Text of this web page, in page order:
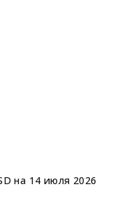
на 14 июля 2026